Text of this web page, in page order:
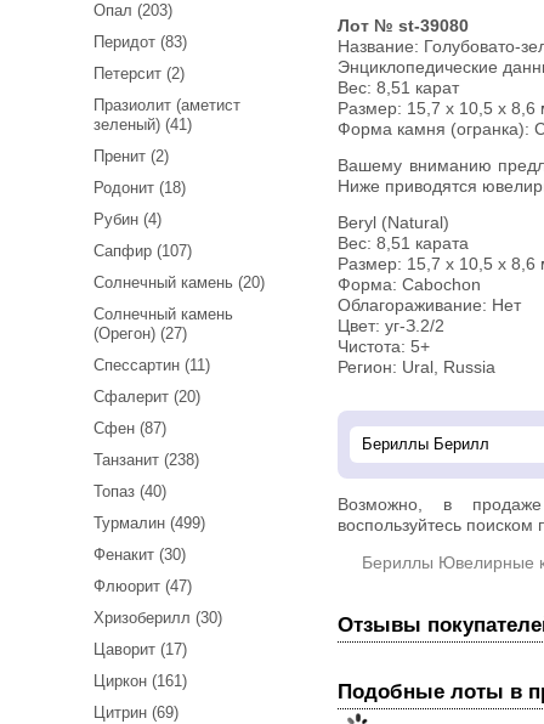
Опал (203)
Перидот (83)
Петерсит (2)
Празиолит (аметист
зеленый) (41)
Пренит (2)
Родонит (18)
Рубин (4)
Сапфир (107)
Солнечный камень (20)
Солнечный камень
(Орегон) (27)
Спессартин (11)
Сфалерит (20)
Сфен (87)
Танзанит (238)
Топаз (40)
Турмалин (499)
Фенакит (30)
Флюорит (47)
Хризоберилл (30)
Цаворит (17)
Циркон (161)
Цитрин (69)
Лот № st-39080
Название: Голубовато-
Энциклопедические
Вес: 8,51 карат
Размер: 15,7 x 10,5 x 8,6
Форма камня (огранка):
Вашему вниманию предлагается голубовато-зеленый берилл!
Ниже приводятся
Beryl (Natural)
Вес: 8,51 карата
Размер: 15,7 х 10,5 х 8,6
Форма: Cabochon
Облагораживание: Нет
Цвет: уг-З.2/2
Чистота: 5+
Регион: Ural, Russia
Возможно, в
воспользуйтесь поиском
Бериллы Ювелирные
Отзывы
Подобные лоты в